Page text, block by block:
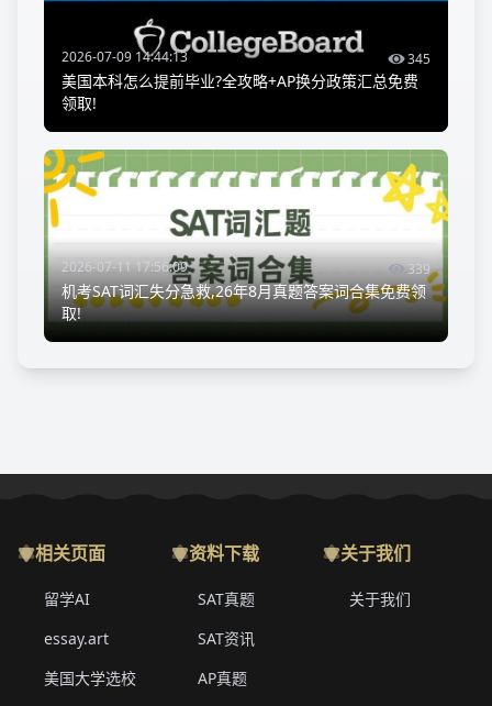
2026-07-09 14:44:13 345
美国本科怎么提前毕业?全攻略+AP换分政策汇总免费
领取!
2026-07-11 17:56:09 339
机考SAT词汇失分急救,26年8月真题答案词合集免费领
取!
相关页面
留学AI
essay.art
美国大学选校
资料下载
SAT真题
SAT资讯
AP真题
关于我们
关于我们